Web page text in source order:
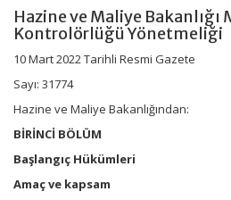
Hazine ve Maliye Bakanlığı
Kontrolörlüğü Yönetmeliği
10 Mart 2022 Tarihli Resmi Gazete
Sayı: 31774
Hazine ve Maliye Bakanlığından:
BİRİNCİ BÖLÜM
Başlangıç Hükümleri
Amaç ve kapsam